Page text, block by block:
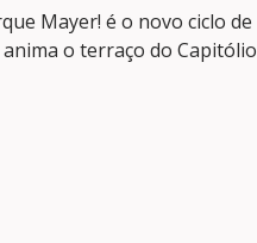
Mayer! é o novo ciclo de
o terraço do Capitólio